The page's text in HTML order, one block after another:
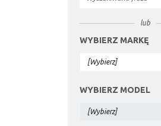
lub
WYBIERZ MARKĘ
WYBIERZ MODEL